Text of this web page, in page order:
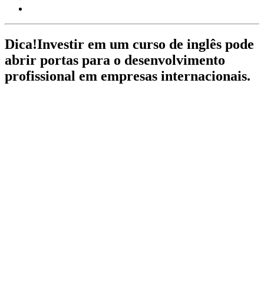
Dica!Investir em um curso de inglês pode
abrir portas para o desenvolvimento
profissional em empresas internacionais.